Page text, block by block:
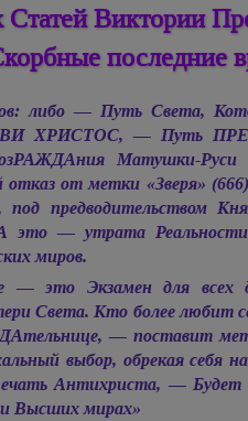
Статей Виктории
последние
либо — Путь Света,
ХРИСТОС, —Путь
Матушки-
от метки «Зверя»
под предводительством
А это — утрата
миров.
— это Экзамен для всех
Света. Кто более любит
— поставит
выбор, обрекая себя
Антихриста, — Будет
Высших мирах»